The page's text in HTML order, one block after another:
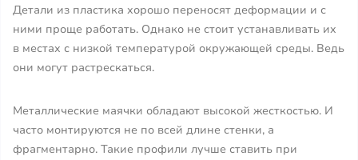
Детали из пластика хорошо переносят деформации и с
ними проще работать. Однако не стоит устанавливать их
в местах с низкой температурой окружающей среды. Ведь
они могут растрескаться.
Металлические маячки обладают высокой жесткостью. И
часто монтируются не по всей длине стенки, а
фрагментарно. Такие профили лучше ставить при